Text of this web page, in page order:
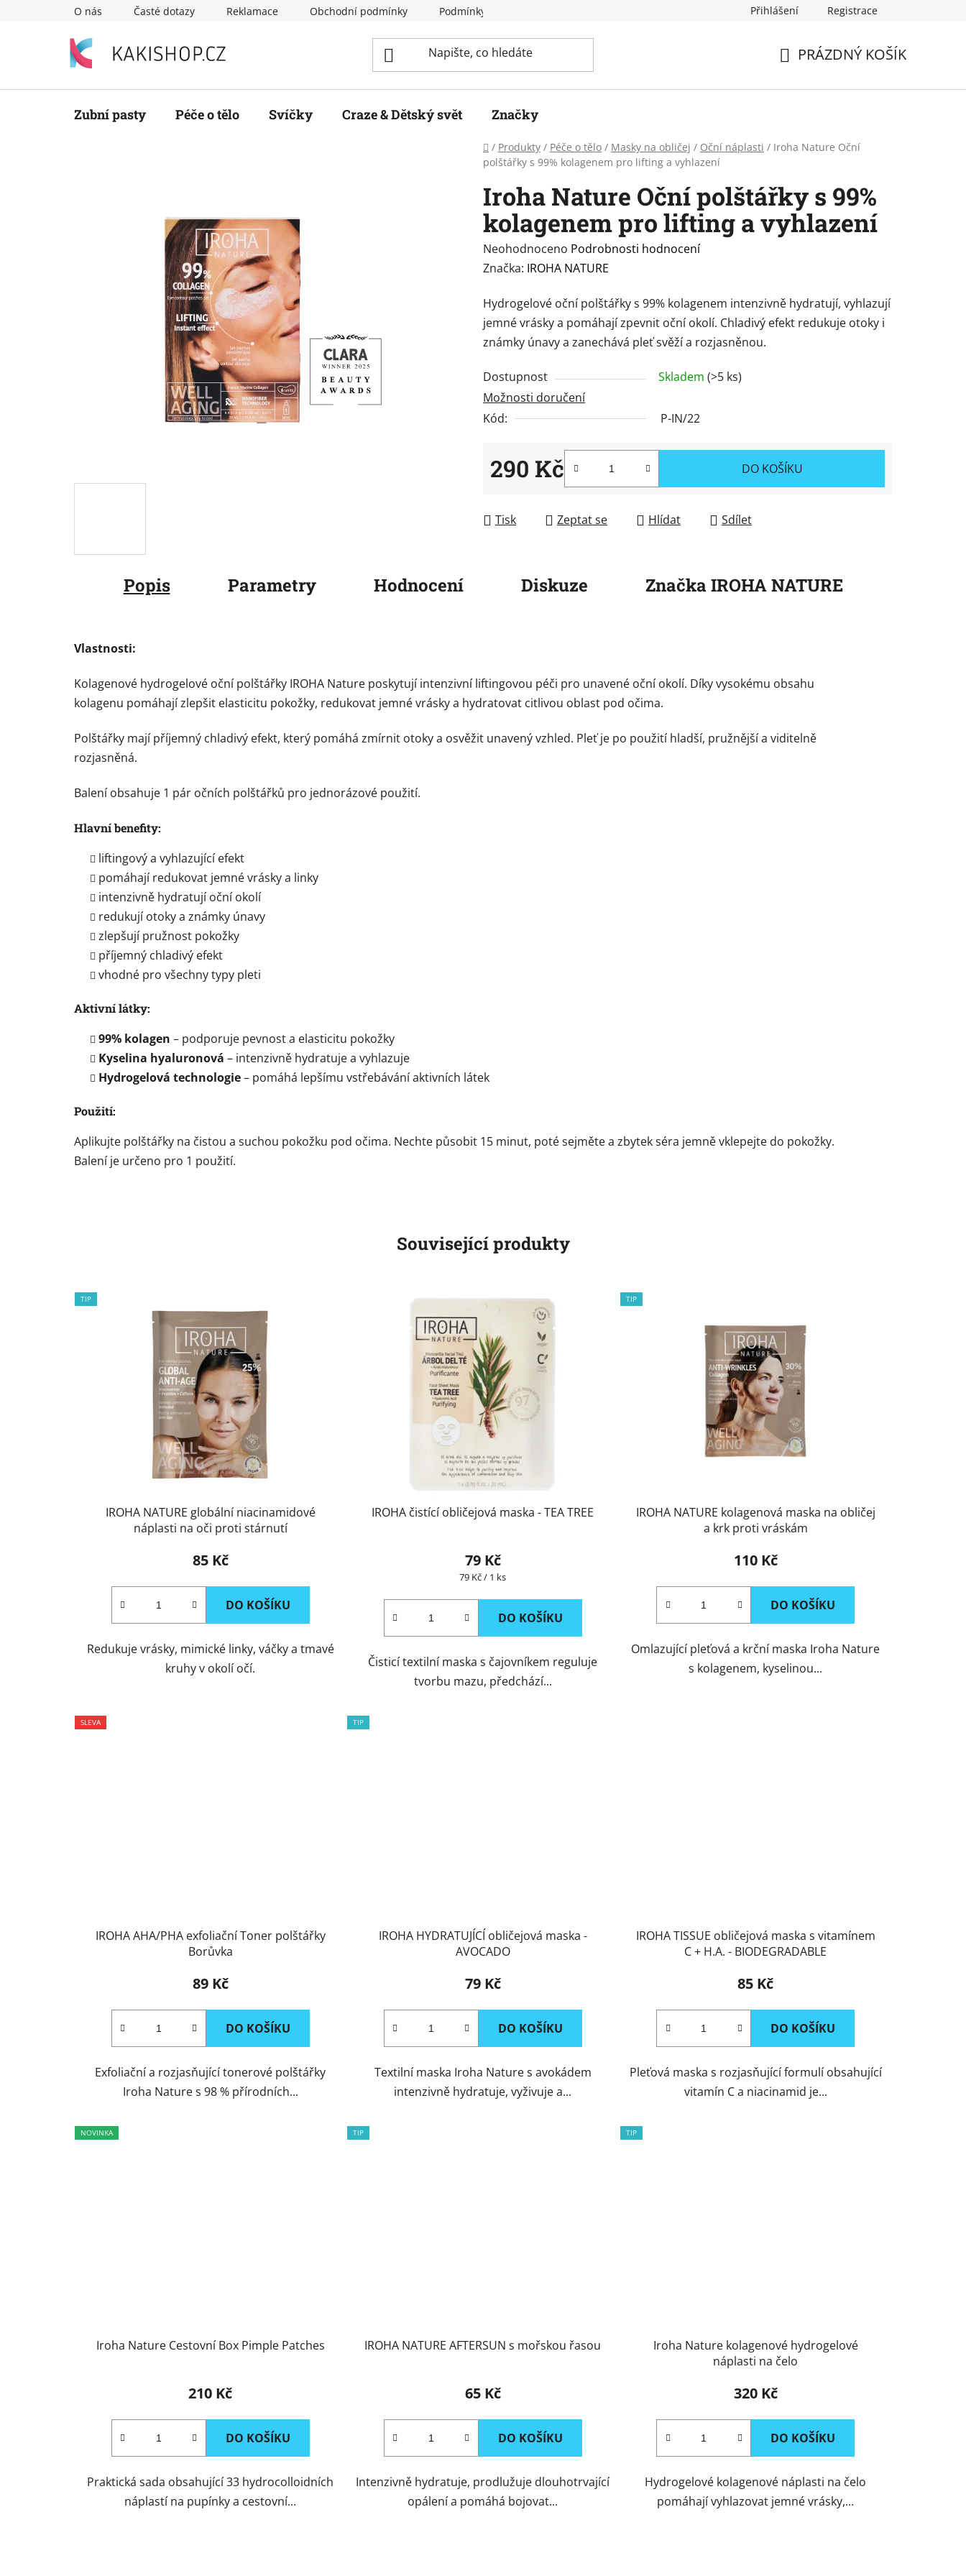
O nás Časté dotazy Reklamace Obchodní podmínky Podmínky ochrany osobních údajů Přihlášení Registrace
PRÁZDNÝ KOŠÍK
Zubní pasty Péče o tělo Svíčky Craze & Dětský svět Značky
Domů
/ Produkty / Péče o tělo / Masky na obličej / Oční náplasti / Iroha Nature Oční
polštářky s 99% kolagenem pro lifting a vyhlazení
Iroha Nature Oční polštářky s 99%
kolagenem pro lifting a vyhlazení
Průměrné
hodnocení
je
0,0
z
hvězdiček.
Neohodnoceno Podrobnosti hodnocení
Značka: IROHA NATURE
Hydrogelové oční polštářky s 99% kolagenem intenzivně hydratují, vyhlazují
jemné vrásky a pomáhají zpevnit oční okolí. Chladivý efekt redukuje otoky i
známky únavy a zanechává pleť svěží a rozjasněnou.
Dostupnost Skladem (>5 ks)
Možnosti doručení
Kód:
P-IN/22
290 Kč DO KOŠÍKU
Tisk Zeptat se Hlídat Sdílet
Popis Parametry Hodnocení Diskuze Značka IROHA NATURE
Vlastnosti:
Kolagenové hydrogelové oční polštářky IROHA Nature poskytují intenzivní liftingovou péči pro unavené oční okolí. Díky vysokému obsahu
kolagenu pomáhají zlepšit elasticitu pokožky, redukovat jemné vrásky a hydratovat citlivou oblast pod očima.
Polštářky mají příjemný chladivý efekt, který pomáhá zmírnit otoky a osvěžit unavený vzhled. Pleť je po použití hladší, pružnější a viditelně
rozjasněná.
Balení obsahuje 1 pár očních polštářků pro jednorázové použití.
Hlavní benefity:
liftingový a vyhlazující efekt
pomáhají redukovat jemné vrásky a linky
intenzivně hydratují oční okolí
redukují otoky a známky únavy
zlepšují pružnost pokožky
příjemný chladivý efekt
vhodné pro všechny typy pleti
Aktivní látky:
99% kolagen – podporuje pevnost a elasticitu pokožky
Kyselina hyaluronová – intenzivně hydratuje a vyhlazuje
Hydrogelová technologie– pomáhá lepšímu vstřebávání aktivních látek
Použití:
Aplikujte polštářky na čistou a suchou pokožku pod očima. Nechte působit 15 minut, poté sejměte a zbytek séra jemně vklepejte do pokožky.
Balení je určeno pro 1 použití.
Související produkty
TIP
IROHA NATURE globální niacinamidové
náplasti na oči proti stárnutí
85 Kč
DO KOŠÍKU
Redukuje vrásky, mimické linky, váčky a tmavé
kruhy v okolí očí.
IROHA čistící obličejová maska - TEA TREE
79 Kč
Měrná
79 Kč / 1 ks
DO KOŠÍKU
Čisticí textilní maska s čajovníkem reguluje
tvorbu mazu, předchází...
TIP
IROHA NATURE kolagenová maska na obličej
a krk proti vráskám
110 Kč
DO KOŠÍKU
Omlazující pleťová a krční maska Iroha Nature
s kolagenem, kyselinou...
SLEVA
IROHA AHA/PHA exfoliační Toner polštářky
Borůvka
89 Kč
DO KOŠÍKU
Exfoliační a rozjasňující tonerové polštářky
Iroha Nature s 98 % přírodních...
TIP
IROHA HYDRATUJÍCÍ obličejová maska -
AVOCADO
79 Kč
DO KOŠÍKU
Textilní maska Iroha Nature s avokádem
intenzivně hydratuje, vyživuje a...
IROHA TISSUE obličejová maska s vitamínem
C + H.A. - BIODEGRADABLE
85 Kč
DO KOŠÍKU
Pleťová maska s rozjasňující formulí obsahující
vitamín C a niacinamid je...
NOVINKA
Iroha Nature Cestovní Box Pimple Patches
210 Kč
DO KOŠÍKU
Praktická sada obsahující 33 hydrocolloidních
náplastí na pupínky a cestovní...
TIP
IROHA NATURE AFTERSUN s mořskou řasou
65 Kč
DO KOŠÍKU
Intenzivně hydratuje, prodlužuje dlouhotrvající
opálení a pomáhá bojovat...
TIP
Iroha Nature kolagenové hydrogelové
náplasti na čelo
320 Kč
DO KOŠÍKU
Hydrogelové kolagenové náplasti na čelo
pomáhají vyhlazovat jemné vrásky,...